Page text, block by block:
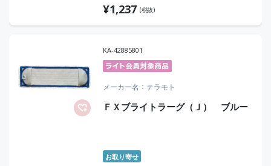
¥1,237 (税抜)
KA-42885801
メーカー名 テラモト
ＦＸブライトラーグ（Ｊ） ブルー
お取り寄せ